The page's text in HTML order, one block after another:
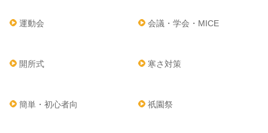
運動会 会議・学会・MICE
開所式 寒さ対策
簡単・初心者向 祇園祭